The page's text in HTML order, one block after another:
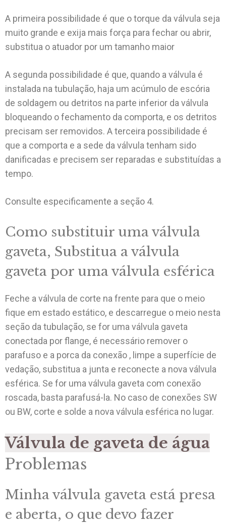
A primeira possibilidade é que o torque da válvula seja
muito grande e exija mais força para fechar ou abrir,
substitua o atuador por um tamanho maior
A segunda possibilidade é que, quando a válvula é
instalada na tubulação, haja um acúmulo de escória
de soldagem ou detritos na parte inferior da válvula
bloqueando o fechamento da comporta, e os detritos
precisam ser removidos. A terceira possibilidade é
que a comporta e a sede da válvula tenham sido
danificadas e precisem ser reparadas e substituídas a
tempo.
Consulte especificamente a seção 4.
Como substituir uma válvula
gaveta, Substitua a válvula
gaveta por uma válvula esférica
Feche a válvula de corte na frente para que o meio
fique em estado estático, e descarregue o meio nesta
seção da tubulação, se for uma válvula gaveta
conectada por flange, é necessário remover o
parafuso e a porca da conexão , limpe a superfície de
vedação, substitua a junta e reconecte a nova válvula
esférica. Se for uma válvula gaveta com conexão
roscada, basta parafusá-la. No caso de conexões SW
ou BW, corte e solde a nova válvula esférica no lugar.
Válvula de gaveta de água
Problemas
Minha válvula gaveta está presa
e aberta, o que devo fazer